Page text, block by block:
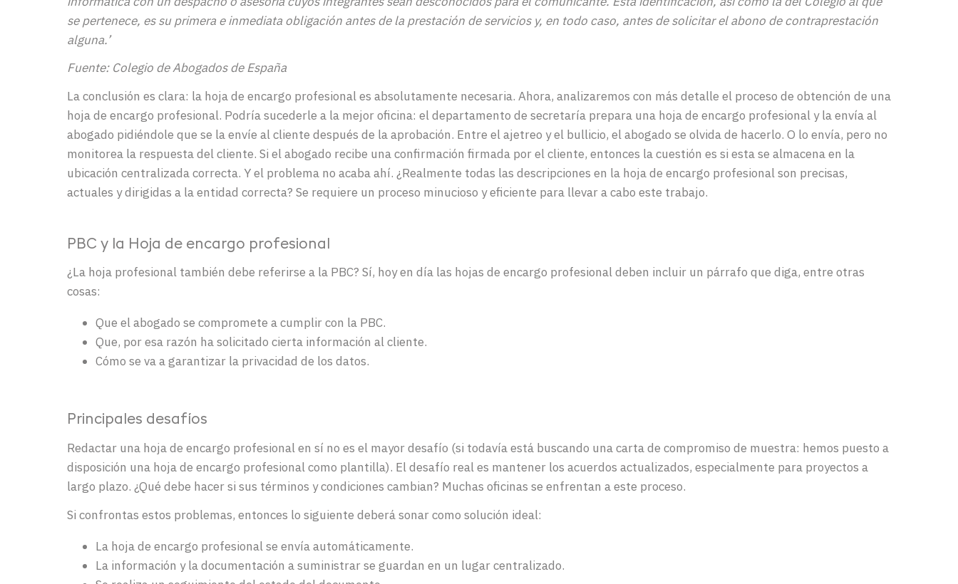
se pertenece, es su primera e inmediata obligación antes de la prestación de servicios y, en todo caso, antes de solicitar el abono de contraprestación
alguna.’
Fuente: Colegio de Abogados de España
Laconclusión es clara: la hoja de encargo profesionales absolutamente necesaria. Ahora, analizaremos con más detalle el proceso de obtención de una
hoja de encargo profesional. Podríasucederle a la mejoroficina: el departamento de secretaría prepara una hoja de encargo profesional y laenvíaal
abogado pidiéndole que se laenvíe alcliente después de laaprobación. Entre elajetreo y el bullicio, elabogado se olvidade hacerlo. O lo envía, pero no
monitorea la respuestadelcliente. Si elabogado recibe unaconfirmación firmada por elcliente, entonces lacuestión es si estase almacenaen la
ubicación centralizadacorrecta. Y el problema no acabaahí. ¿Realmente todas las descripciones en la hoja de encargo profesional son precisas,
actuales y dirigidas a la entidad correcta? Se requiere un proceso minucioso yeficiente para llevar a cabo este trabajo.
PBC y la Hoja de encargo profesional
¿La hoja profesional también debe referirse a la PBC? Sí, hoyen día las hojas de encargo profesionaldeben incluir un párrafo que diga, entre otras
cosas:
Que elabogado se compromete acumplircon la PBC.
Que, por esa razón hasolicitado cierta información al cliente.
Cómo se va agarantizar la privacidad de los datos.
Principales desafíos
Redactar una hoja de encargo profesional en sí no es el mayor desafío (si todavía está buscando una carta de compromiso de muestra: hemos puesto a
disposición una hoja de encargo profesional como plantilla). El desafío real es mantener los acuerdos actualizados, especialmente para proyectos a
largo plazo. ¿Qué debe hacer si sus términos y condiciones cambian? Muchas oficinas se enfrentan a este proceso.
Si confrontas estos problemas, entonces lo siguiente deberá sonar como solución ideal:
La hoja de encargo profesional se envía automáticamente.
La información y la documentación a suministrar se guardan en un lugar centralizado.